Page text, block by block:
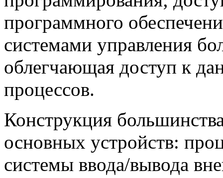
программного
системами управления
облегчающая доступ к
процессов.
Конструкция
основных устройств:
системы ввода/вывода